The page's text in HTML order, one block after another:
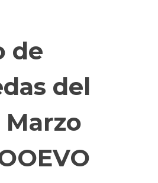
de
del
Marzo